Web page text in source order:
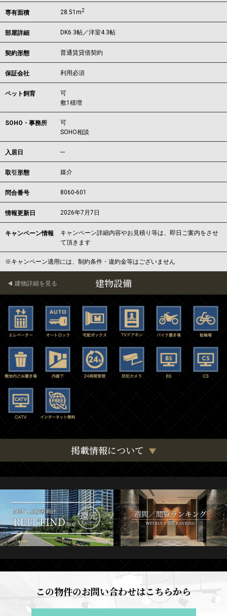
専有面積 28.51m2
部屋詳細 DK6.3帖／洋室4.3帖
契約形態 普通賃貸借契約
保証会社 利用必須
ペット飼育
可
敷1積増
SOHO・事務所
可
SOHO相談
入居日 ---
取引形態 媒介
問合番号 8060-601
情報更新日 2026年7月7日
キャンペーン情報
キャンペーン詳細内容やお見積り等は、即日ご案内をさせ
て頂きます
※キャンペーン適用には、制約条件・違約金等はございません
建物設備
建物詳細を見る
掲載情報について
この物件のお問い合わせはこちらから